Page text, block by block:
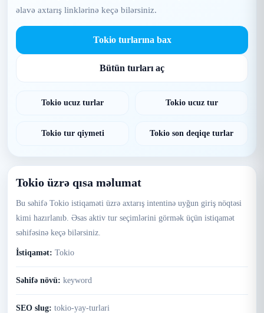
əlavə axtarış linklərinə keçə bilərsiniz.
Tokio turlarına bax
Bütün turları aç
Tokio ucuz turlar Tokio ucuz tur
Tokio tur qiymeti Tokio son deqiqe turlar
Tokio üzrə qısa məlumat
Bu səhifə Tokio istiqaməti üzrə axtarış intentinə uyğun giriş nöqtəsi
kimi hazırlanıb. Əsas aktiv tur seçimlərini görmək üçün istiqamət
səhifəsinə keçə bilərsiniz.
İstiqamət: Tokio
Səhifə növü: keyword
SEO slug: tokio-yay-turlari